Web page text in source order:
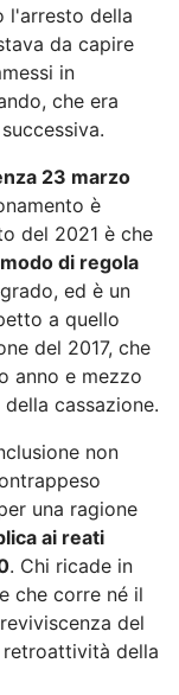
l'arresto della
da capire
in
che era
23 marzo
è
del 2021 è che
di regola
ed è un
a quello
del 2017, che
anno e mezzo
cassazione.
non
una ragione
ai reati
. Chi ricade in
che corre né il
del
della